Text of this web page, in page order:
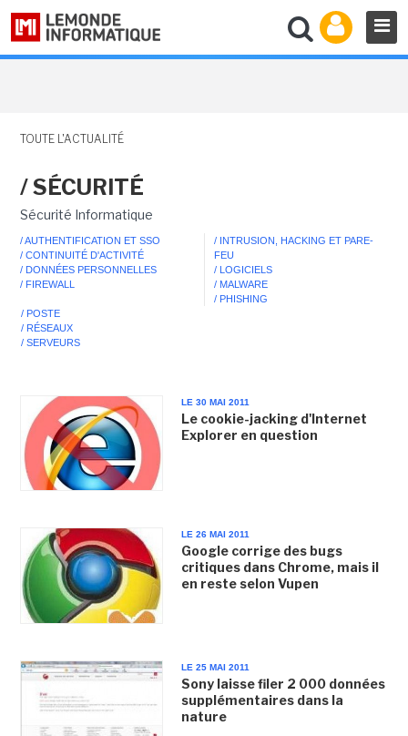
TOUTE L'ACTUALITÉ
/ SÉCURITÉ
Sécurité Informatique
/ AUTHENTIFICATION ET SSO
/ CONTINUITÉ D'ACTIVITÉ
/ DONNÉES PERSONNELLES
/ FIREWALL
/ INTRUSION, HACKING ET PARE-
FEU
/ LOGICIELS
/ MALWARE
/ PHISHING
/ POSTE
/ RÉSEAUX
/ SERVEURS
LE 30 MAI 2011
Le cookie-jacking d'Internet
Explorer en question
LE 26 MAI 2011
Google corrige des bugs
critiques dans Chrome, mais il
en reste selon Vupen
LE 25 MAI 2011
Sony laisse filer 2 000 données
supplémentaires dans la
nature